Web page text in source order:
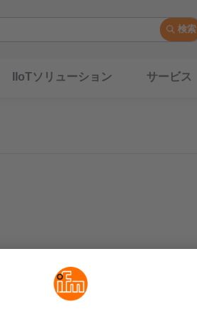
検索
IIoTソリューション サービス